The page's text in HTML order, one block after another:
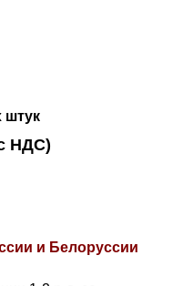
штук
НДС)
и Белоруссии